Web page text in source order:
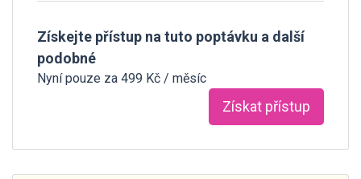
Získejte přístup na tuto poptávku a další
podobné
Nyní pouze za 499 Kč / měsíc
Získat přístup